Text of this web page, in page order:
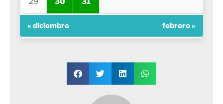
« diciembre febrero »